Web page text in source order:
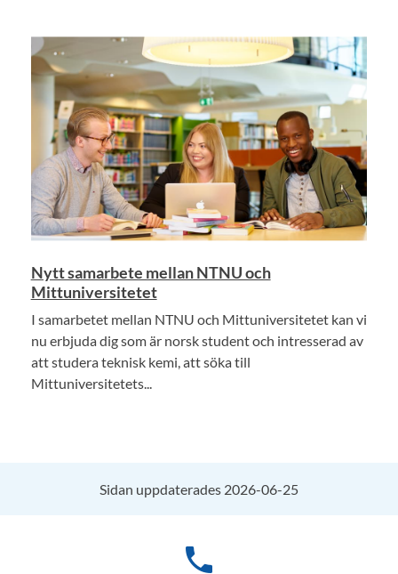
Nytt samarbete mellan NTNU och
Mittuniversitetet
I samarbetet mellan NTNU och Mittuniversitetet kan vi
nu erbjuda dig som är norsk student och intresserad av
att studera teknisk kemi, att söka till
Mittuniversitetets...
Sidan uppdaterades 2026-06-25
phone